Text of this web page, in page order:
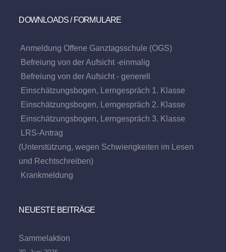
DOWNLOADS / FORMULARE
Anmeldung Offene Ganztagsschule (OGS)
Befreiung von der Aufsicht -einmalig
Befreiung von der Aufsicht - generell
Einschätzungsbogen, Lerngespräch 1. Klasse
Einschätzungsbogen, Lerngespräch 2. Klasse
Einschätzungsbogen, Lerngespräch 3. Klasse
LRS-Antrag
(Unterstützung, wegen Schwierigkeiten im Lesen
und Rechtschreiben)
Krankmeldung
NEUESTE BEITRÄGE
Sammelaktion